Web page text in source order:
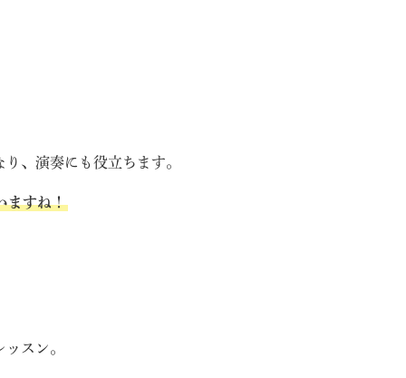
、演奏にも役立ちます。
ますね！
スン。